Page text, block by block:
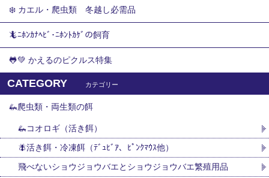
❄️ カエル・爬虫類 冬越し必需品
🦎ﾆﾎﾝｶﾅﾍﾋﾞ･ﾆﾎﾝﾄｶｹﾞの飼育
🐸💚 かえるのピクルス特集
CATEGORY カテゴリー
🦗爬虫類・両生類の餌
🦗コオロギ（活き餌）
🪰活き餌・冷凍餌（ﾃﾞｭﾋﾞｱ、ﾋﾟﾝｸﾏｳｽ他）
飛べないショウジョウバエとショウジョウバエ繁殖用品